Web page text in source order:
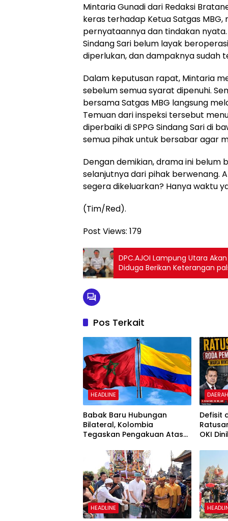
Mintaria Gunadi dari Redaksi
keras terhadap Ketua Satgas
pernyataannya dan tindakan
Sindang Sari belum layak
diperlukan, dan dampaknya sudah
Dalam keputusan rapat, Mintaria
sebelum semua syarat dipenuhi.
bersama Satgas MBG langsung
Temuan dari inspeksi tersebut
diperbaiki di SPPG Sindang Sari di
semua pihak untuk bersabar agar
Dengan demikian, drama ini belum
selanjutnya dari pihak berwenang.
segera dikeluarkan? Hanya waktu
(Tim/Red).
Post Views: 179
DPC.AJOI Lampung Utara Akan
Diduga Berikan Keterangan
Pos Terkait
HEADLINE
Babak Baru Hubungan
Bilateral, Kolombia
Tegaskan Pengakuan Atas
Wilayah Sahara
DAERAH
Defisit
OKI
HEADLINE